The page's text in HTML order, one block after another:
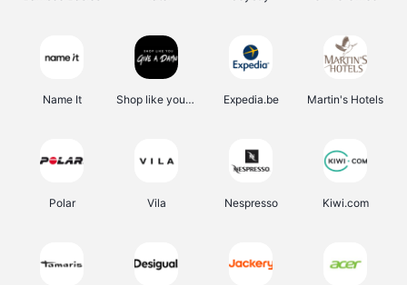
Name It Shop like you Give A Damn Expedia.be Martin's Hotels
Polar Vila Nespresso Kiwi.com